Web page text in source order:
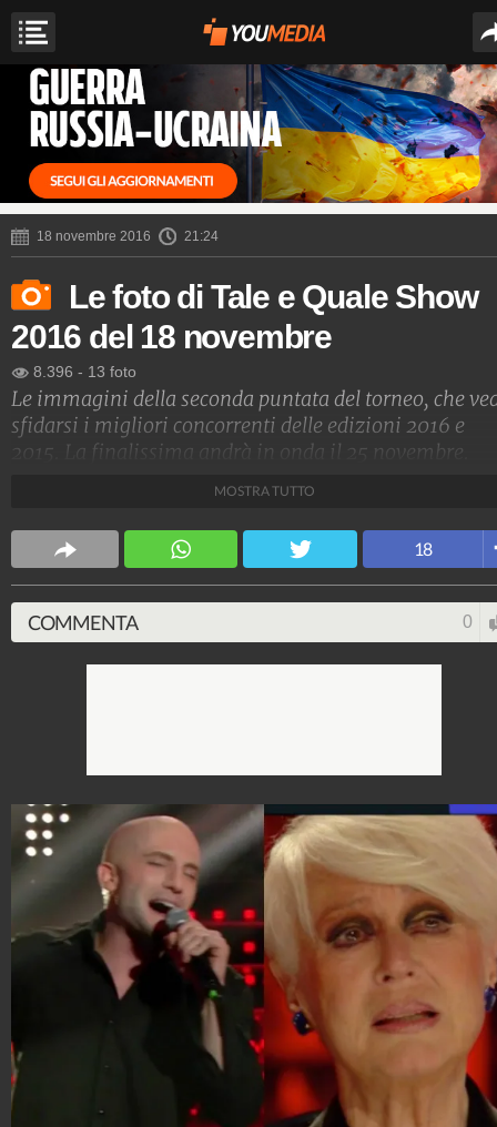
18 novembre 2016 21:24
Le foto di Tale e Quale Show
2016 del 18 novembre
8.396 - 13 foto
Le immagini della seconda puntata del torneo, che
sfidarsi i migliori concorrenti delle edizioni 2016 e
2015. La finalissima andrà in onda il 25 novembre.
Spettacolo FanpageMOSTRA TUTTO
18
COMMENTA 0